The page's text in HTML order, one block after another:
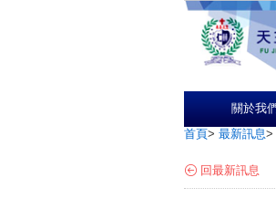
關於我
首頁> 最新訊息>
回最新訊息